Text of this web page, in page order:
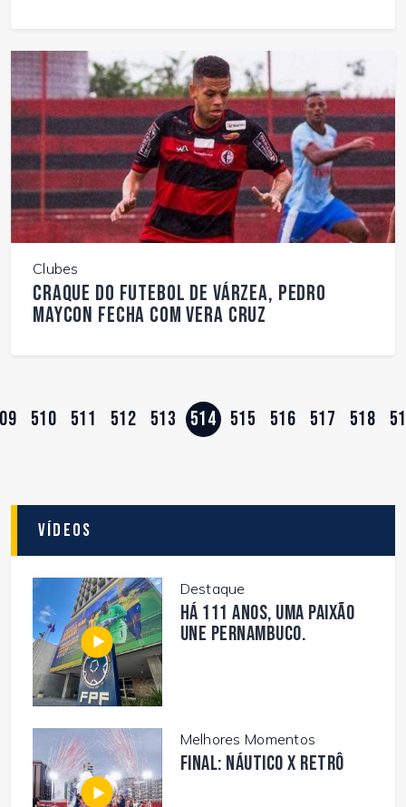
Clubes
Craque do futebol de várzea, Pedro
Maycon fecha com Vera Cruz
510 511 512 513 514 515 516 517 518
Vídeos
Destaque
Há 111 anos, uma paixão
une Pernambuco.
Melhores Momentos
FINAL: NÁUTICO X RETRÔ